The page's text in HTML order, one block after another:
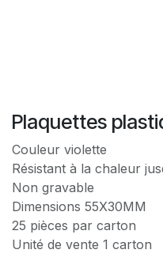
Plaquettes
Couleur violette
Résistant à la chaleur
Non gravable
Dimensions 55X30MM
25 pièces par carton
Unité de vente 1 carton